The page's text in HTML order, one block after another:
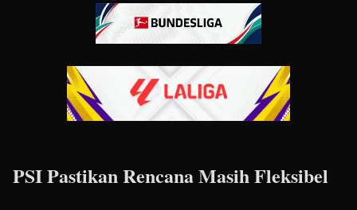
PSI Pastikan Rencana Masih Fleksibel